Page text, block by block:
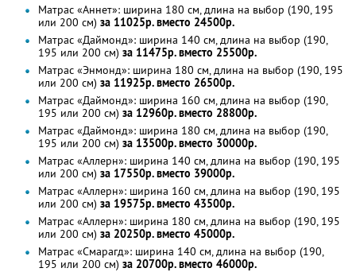
Матрас «Аннет»: ширина 180 см, длина на выбор (190, 195
или 200 см) за 11025р. вместо 24500р.
Матрас «Даймонд»: ширина 140 см, длина на выбор (190,
195 или 200 см) за 11475р. вместо 25500р.
Матрас «Энмонд»: ширина 180 см, длина на выбор (190, 195
или 200 см) за 11925р. вместо 26500р.
Матрас «Даймонд»: ширина 160 см, длина на выбор (190,
195 или 200 см) за 12960р. вместо 28800р.
Матрас «Даймонд»: ширина 180 см, длина на выбор (190,
195 или 200 см) за 13500р. вместо 30000р.
Матрас «Аллерн»: ширина 140 см, длина на выбор (190, 195
или 200 см) за 17550р. вместо 39000р.
Матрас «Аллерн»: ширина 160 см, длина на выбор (190, 195
или 200 см) за 19575р. вместо 43500р.
Матрас «Аллерн»: ширина 180 см, длина на выбор (190, 195
или 200 см) за 20250р. вместо 45000р.
Матрас «Смарагд»: ширина 140 см, длина на выбор (190,
195 или 200 см) за 20700р. вместо 46000р.